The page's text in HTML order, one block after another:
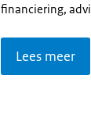
financiering,
Lees meer